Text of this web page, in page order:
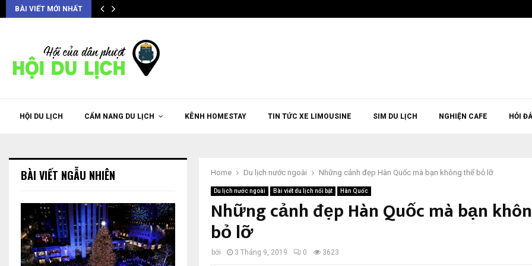
BÀI VIẾT MỚI NHẤT
HỘI DU LỊCH CẨM NANG DU LỊCH KÊNH HOMESTAY TIN TỨC XE LIMOUSINE SIM DU LỊCH NGHIỆN CAFE HỎI
Home Du lịch nước ngoài Những cảnh đẹp Hàn Quốc mà bạn không thể bỏ lỡ
Du lịch nước ngoài Bài viết du lịch nổi bật Hàn Quốc
Những cảnh đẹp Hàn Quốc mà bạn
bỏ lỡ
bởi 3 Tháng 9, 2019 0 3623
BÀI VIẾT NGẪU NHIÊN